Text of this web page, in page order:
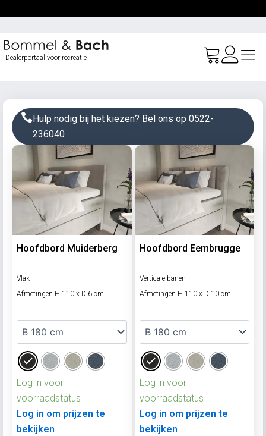
de
inhoud
Dealerportaal voor recreatie
Hulp nodig bij het kiezen? Bel ons op 0522-
236040
Hoofdbord Muiderberg
Vlak
Afmetingen H 110 x D 6 cm
Log in voor
voorraadstatus
Log in om prijzen te
bekijken
Hoofdbord Eembrugge
Verticale banen
Afmetingen H 110 x D 10 cm
Log in voor
voorraadstatus
Log in om prijzen te
bekijken